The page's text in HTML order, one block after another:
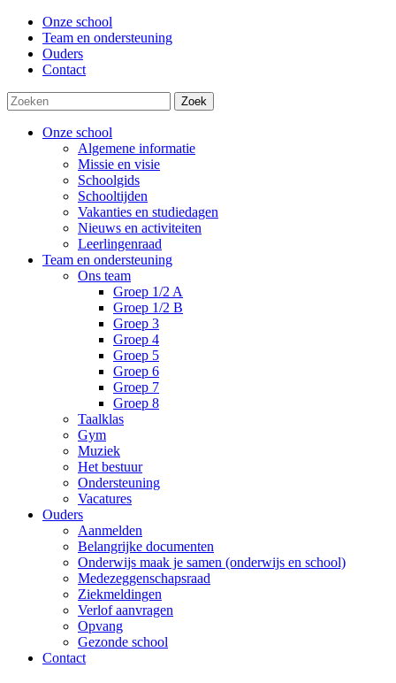
Onze school
Team en ondersteuning
Ouders
Contact
Zoek
Onze school
Algemene informatie
Missie en visie
Schoolgids
Schooltijden
Vakanties en studiedagen
Nieuws en activiteiten
Leerlingenraad
Team en ondersteuning
Ons team
Groep 1/2 A
Groep 1/2 B
Groep 3
Groep 4
Groep 5
Groep 6
Groep 7
Groep 8
Taalklas
Gym
Muziek
Het bestuur
Ondersteuning
Vacatures
Ouders
Aanmelden
Belangrijke documenten
Onderwijs maak je samen (onderwijs en school)
Medezeggenschapsraad
Ziekmeldingen
Verlof aanvragen
Opvang
Gezonde school
Contact